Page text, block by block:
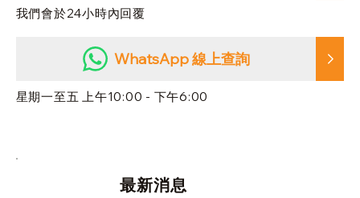
我們會於24小時內回覆
WhatsApp 線上查詢
星期一至五 上午10:00 - 下午6:00
最新消息